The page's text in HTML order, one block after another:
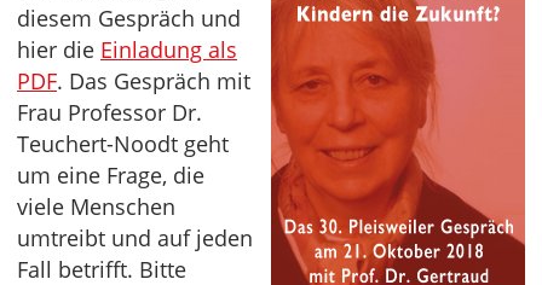
diesem Gespräch und
hier die Einladung als
PDF. Das Gespräch mit
Frau Professor Dr.
Teuchert-Noodt geht
um eine Frage, die
viele Menschen
umtreibt und auf jeden
Fall betrifft. Bitte